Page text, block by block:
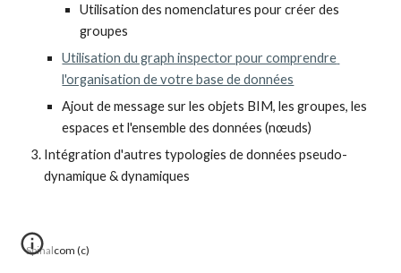
Utilisation des nomenclatures pour créer des
groupes
Utilisation du graph inspector pour comprendre
l'organisation de votre base de données
Ajout de message sur les objets BIM, les groupes, les
espaces et l'ensemble des données (nœuds)
Intégration d'autres typologies de données pseudo-
dynamique & dynamiques
Spinalcom (c)